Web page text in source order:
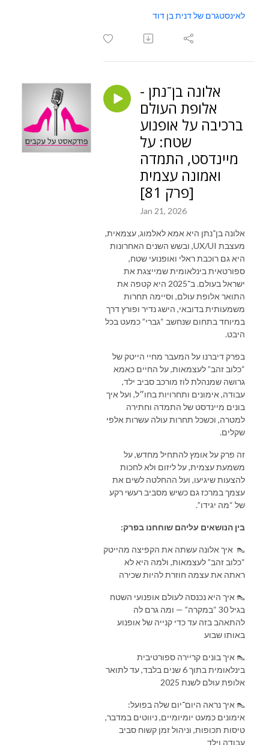
לאינסטגרם של דנית בן דוד
אלונה בן־נתן -
אלופת העולם
ברכיבה על אופנוע
שטח: על
מיינדסט, התמדה
ואמונה עצמית
[פרק 81]
Jan 21, 2026
אלונה בן־נתן היא אמא לאלמוג, עצמאית,
מעצבת UX/UI, ובשש השנים האחרונות
היא גם רוכבת ראלי ואופנועי שטח,
ספורטאית בינלאומית שמייצגת את
ישראל בעולם. ב־2025 היא קטפה את
התואר אלופת עולם, וסיימה תחרות
משמעותית בדובאי, הישג נדיר ופורץ דרך
במיוחד בתחום שנחשב “גברי” כמעט בכל
היבט.
בפרק דיברנו על המעבר מחיי הייטק של
“כלוב זהב” לעצמאות, על החיים כאמא
גרושה שמנהלת לוז מורכב סביב ילד,
עבודה, אימונים ותחרויות בחו״ל, ועל איך
בונים מיינדסט של התמדה וחתירה
למטרה, וכשכל תחרות עולה עשרות אלפי
שקלים.
זה פרק על אומץ להתחיל מחדש, על
משמעת עצמית, על ליזום ולא לחכות
להצעות שיגיעו, ועל ההחלטה לשים את
עצמך במרכז גם כשיש מסביב רעשי רקע
של “מה יגידו”.
בין הנושאים עליהם שוחחנו בפרק:
👠 איך אלונה עשתה את הקפיצה מהייטק
“כלוב זהב” לעצמאות, ולמה היא לא
ראתה את עצמה חוזרת להיות שכירה
👠 איך היא נכנסה לעולם אופנועי השטח
בגיל 30 “במקרה” — ומה גרם לה
להתאהב בזה עד כדי קנייה של אופנוע
באותו שבוע
👠 איך בונים קריירה ספורטיבית
בינלאומית בתוך 6 שנים בלבד, עד לתואר
אלופת עולם לשנת 2025
👠 איך נראה היום־יום שלה בפועל:
אימונים כמעט יומיומיים, ניווטים במדבר,
טיסות תכופות, וניהול זמן קשוח סביב
עבודה וילד